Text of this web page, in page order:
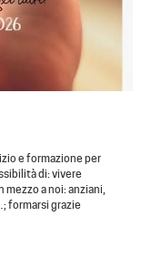
e formazione per
di: vivere
mezzo a noi: anziani,
formarsi grazie